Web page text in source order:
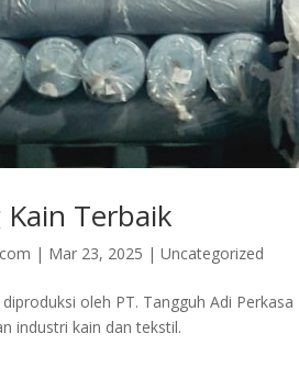
Kain Terbaik
| Mar 23, 2025 |Uncategorized
oleh PT. Tangguh Adi
industri kain dan tekstil.